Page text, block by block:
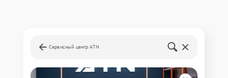
Сервисный центр ATN